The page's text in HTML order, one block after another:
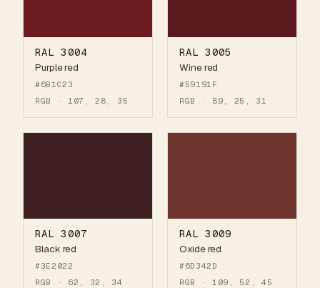
RAL 3004
Purple red
#6B1C23
RGB · 107, 28, 35
RAL 3005
Wine red
#59191F
RGB · 89, 25, 31
RAL 3007
Black red
#3E2022
RGB · 62, 32, 34
RAL 3009
Oxide red
#6D342D
RGB · 109, 52, 45